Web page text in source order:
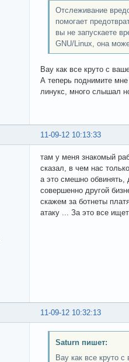
Отслеживание
помогает
вы не запускаете
GNU/Linux, она
Вау как все круто с
А теперь поднимите
линукс, много слышал
11-09-12 10:13:33
там у меня знакомый
сказал, в чем нас
а это смешно обвинять,
совершенно другой
скажем за ботнеты
атаку ... За это все
11-09-12 10:32:13
Saturn пишет:
Вау как все круто